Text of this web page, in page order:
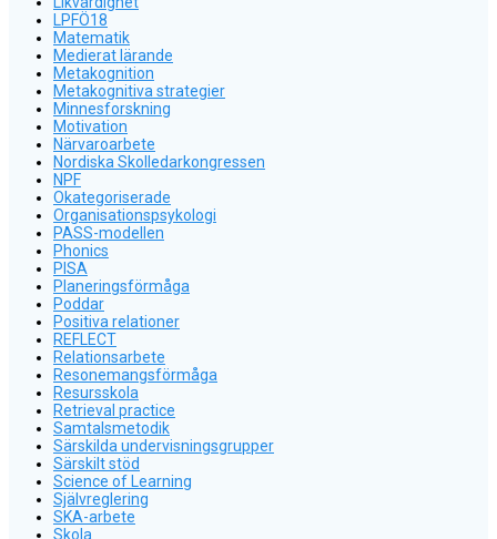
LPFÖ18
Matematik
Medierat lärande
Metakognition
Metakognitiva strategier
Minnesforskning
Motivation
Närvaroarbete
Nordiska Skolledarkongressen
NPF
Okategoriserade
Organisationspsykologi
PASS-modellen
Phonics
PISA
Planeringsförmåga
Poddar
Positiva relationer
REFLECT
Relationsarbete
Resonemangsförmåga
Resursskola
Retrieval practice
Samtalsmetodik
Särskilda undervisningsgrupper
Särskilt stöd
Science of Learning
Självreglering
SKA-arbete
Skola